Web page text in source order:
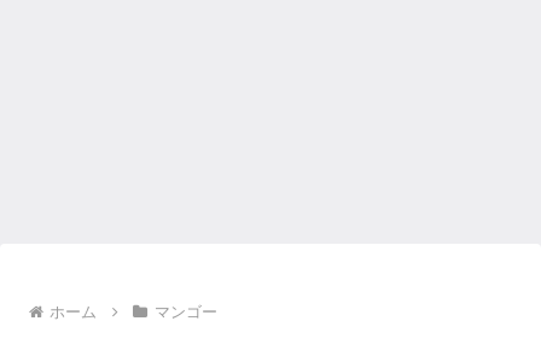
ホーム マンゴー